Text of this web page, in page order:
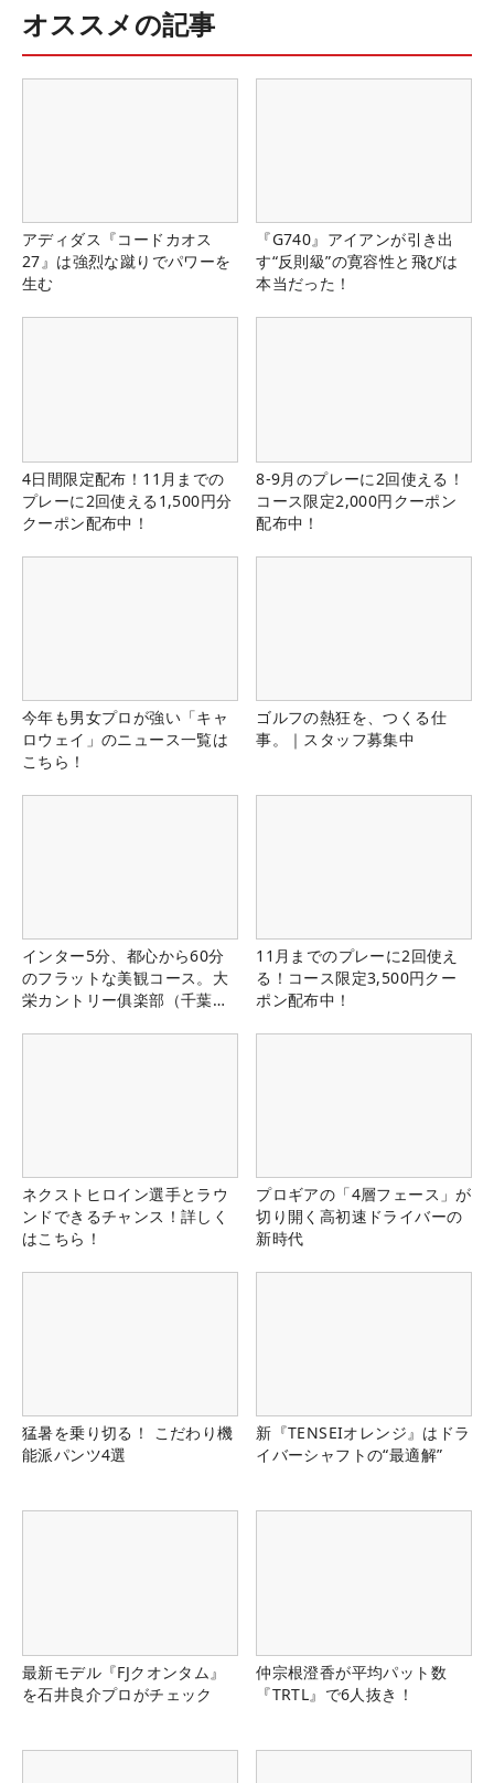
オススメの記事
アディダス『コードカオス
27』は強烈な蹴りでパワーを
生む
『G740』アイアンが引き出
す“反則級”の寛容性と飛びは
本当だった！
4日間限定配布！11月までの
プレーに2回使える1,500円分
クーポン配布中！
8-9月のプレーに2回使える！
コース限定2,000円クーポン
配布中！
今年も男女プロが強い「キャ
ロウェイ」のニュース一覧は
こちら！
ゴルフの熱狂を、つくる仕
事。｜スタッフ募集中
インター5分、都心から60分
のフラットな美観コース。大
栄カントリー俱楽部（千葉
11月までのプレーに2回使え
る！コース限定3,500円クー
ポン配布中！
ネクストヒロイン選手とラウ
ンドできるチャンス！詳しく
はこちら！
プロギアの「4層フェース」が
切り開く高初速ドライバーの
新時代
猛暑を乗り切る！ こだわり機
能派パンツ4選
新『TENSEIオレンジ』はドラ
イバーシャフトの“最適解”
最新モデル『FJクオンタム』
を石井良介プロがチェック
仲宗根澄香が平均パット数
『TRTL』で6人抜き！